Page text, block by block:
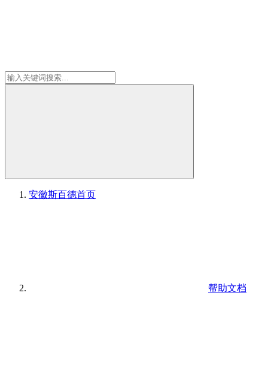
安徽斯百德首页
帮助文档